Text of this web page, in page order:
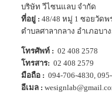
บริษัท วีไซนแลบ จำกัด
ที่อยู่ : 48/48 หมู่ 1 ซอยวัด
ตำบลศาลากลาง อำเภอบา
โทรศัพท์ : 02 408 2578
โทรสาร: 02 408 2579
มือถือ : 094-706-4830,
อีเมล :